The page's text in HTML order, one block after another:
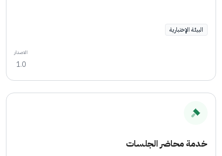
البيئة الإختبارية
الاصدار
1.0
خدمة محاضر الجلسات